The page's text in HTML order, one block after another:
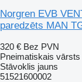
Norgren EVB
paredzēts MAN
320 € Bez PVN
Pneimatiskais vārsts
Stāvoklis jauns
51521600002